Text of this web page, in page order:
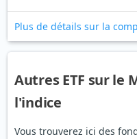
Plus de détails sur la
Autres ETF sur le
l'indice
Vous trouverez ici des